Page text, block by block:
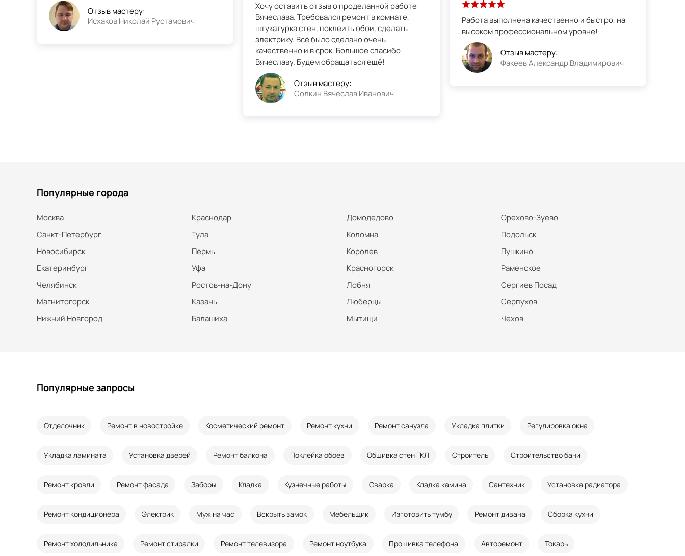
Отзыв мастеру:
Исхаков Николай Рустамович
Хочу оставить отзыв о проделанной работе
Вячеслава. Требовался ремонт в комнате,
штукатурка стен, поклеить обои, сделать
электрику. Всё было сделано очень
качественно и в срок. Большое спасибо
Вячеславу. Будем обращаться ещё!
Отзыв мастеру:
Солкин Вячеслав Иванович
Работа выполнена качественно и быстро, на
высоком профессиональном уровне!
Отзыв мастеру:
Факеев Александр Владимирович
Популярные города
Москва
Санкт-Петербург
Новосибирск
Екатеринбург
Челябинск
Магнитогорск
Нижний Новгород
Краснодар
Тула
Пермь
Уфа
Ростов-на-Дону
Казань
Балашиха
Домодедово
Коломна
Королев
Красногорск
Лобня
Люберцы
Мытищи
Орехово-Зуево
Подольск
Пушкино
Раменское
Сергиев Посад
Серпухов
Чехов
Популярные запросы
Отделочник Ремонт в новостройке Косметический ремонт Ремонт кухни Ремонт санузла Укладка плитки Регулировка окна
Укладка ламината Установка дверей Ремонт балкона Поклейка обоев Обшивка стен ГКЛ Строитель Строительство бани
Ремонт кровли Ремонт фасада Заборы Кладка Кузнечные работы Сварка Кладка камина Сантехник Установка радиатора
Ремонт кондиционера Электрик Муж на час Вскрыть замок Мебельщик Изготовить тумбу Ремонт дивана Сборка кухни
Ремонт холодильника Ремонт стиралки Ремонт телевизора Ремонт ноутбука Прошивка телефона Авторемонт Токарь